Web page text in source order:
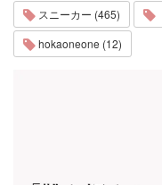
スニーカー (465)
hokaoneone (12)